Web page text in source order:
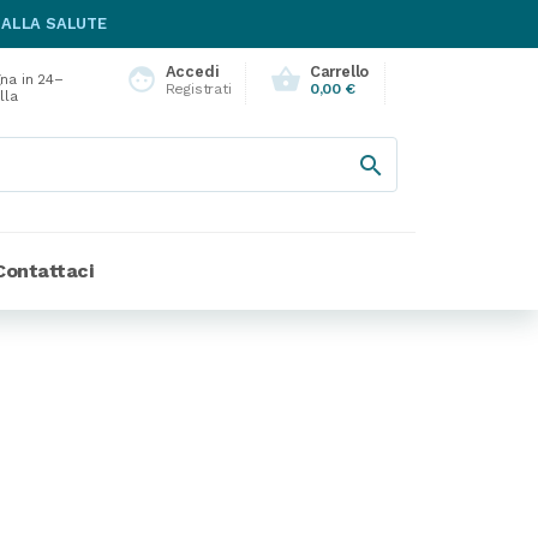
ALLA SALUTE
face Accedi
Registrati shopping_basket Carrello
0,00 €
in 24–
